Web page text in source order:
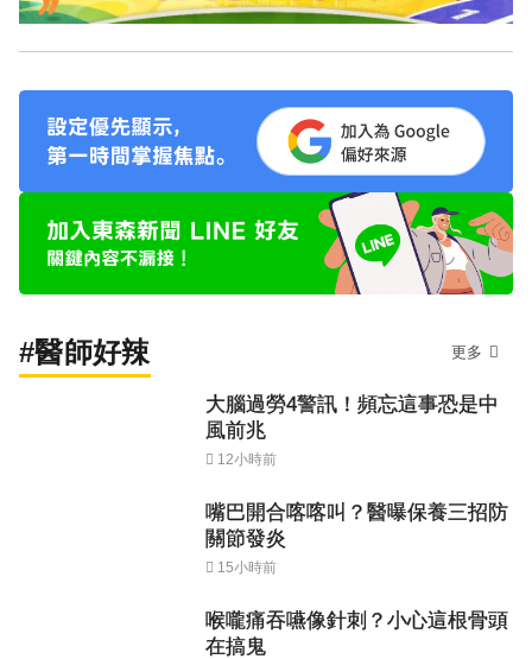
#醫師好辣 更多
大腦過勞4警訊！頻忘這事恐是中
風前兆
12小時前
嘴巴開合喀喀叫？醫曝保養三招防
關節發炎
15小時前
喉嚨痛吞嚥像針刺？小心這根骨頭
在搞鬼